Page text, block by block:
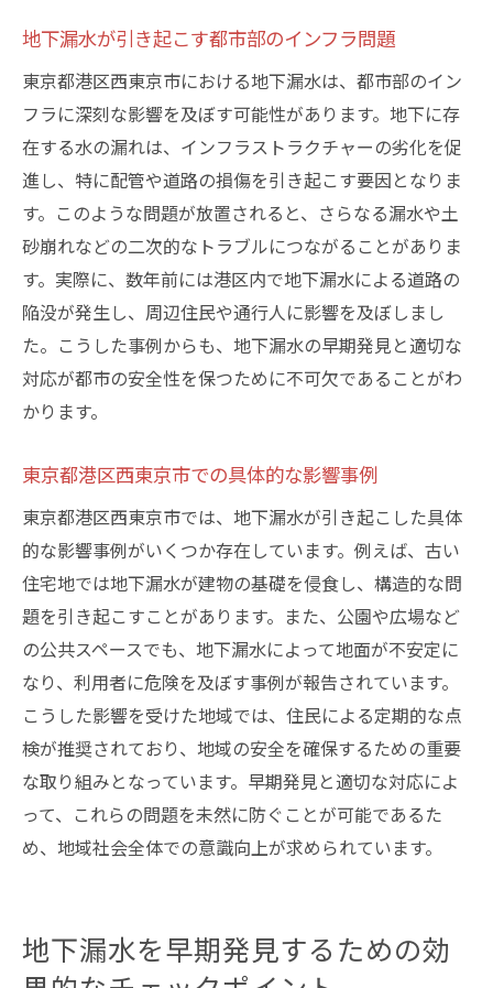
業者との長期的な協力関係の築き方
住環境を守るために今すぐ始める地下漏水対策
身近にできる地下漏水対策の具体例
今すぐ始める定期的な点検の初歩
住宅全体の防水性能を見直す
実践的なメンテナンス計画の立て方
迅速な対応がもたらす住環境の改善
住環境を守るためのコミュニティ活動
地下漏水が引き起こす都市部のインフラ問題
東京都港区西東京市における地下漏水は、都市部のイン
フラに深刻な影響を及ぼす可能性があります。地下に存
在する水の漏れは、インフラストラクチャーの劣化を促
進し、特に配管や道路の損傷を引き起こす要因となりま
す。このような問題が放置されると、さらなる漏水や土
砂崩れなどの二次的なトラブルにつながることがありま
す。実際に、数年前には港区内で地下漏水による道路の
陥没が発生し、周辺住民や通行人に影響を及ぼしまし
た。こうした事例からも、地下漏水の早期発見と適切な
対応が都市の安全性を保つために不可欠であることがわ
かります。
東京都港区西東京市での具体的な影響事例
東京都港区西東京市では、地下漏水が引き起こした具体
的な影響事例がいくつか存在しています。例えば、古い
住宅地では地下漏水が建物の基礎を侵食し、構造的な問
題を引き起こすことがあります。また、公園や広場など
の公共スペースでも、地下漏水によって地面が不安定に
なり、利用者に危険を及ぼす事例が報告されています。
こうした影響を受けた地域では、住民による定期的な点
検が推奨されており、地域の安全を確保するための重要
な取り組みとなっています。早期発見と適切な対応によ
って、これらの問題を未然に防ぐことが可能であるた
め、地域社会全体での意識向上が求められています。
地下漏水を早期発見するための効